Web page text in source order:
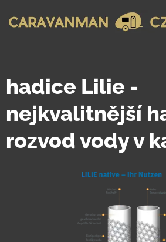
hadice Lilie -
nejkvalitnější
rozvod vody v